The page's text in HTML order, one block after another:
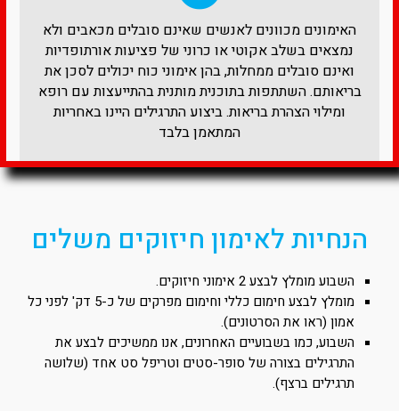
האימונים מכוונים לאנשים שאינם סובלים מכאבים ולא
נמצאים בשלב אקוטי או כרוני של פציעות אורתופדיות
ואינם סובלים ממחלות, בהן אימוני כוח יכולים לסכן את
בריאותם. השתתפות בתוכנית מותנית בהתייעצות עם רופא
ומילוי הצהרת בריאות. ביצוע התרגילים היינו באחריות
המתאמן בלבד​
הנחיות לאימון חיזוקים משלים
השבוע מומלץ לבצע 2 אימוני חיזוקים.
מומלץ לבצע חימום כללי וחימום מפרקים של כ-5 דק' לפני כל
אמון (ראו את הסרטונים).
השבוע, כמו בשבועיים האחרונים, אנו ממשיכים לבצע את
התרגילים בצורה של סופר-סטים וטריפל סט אחד (שלושה
תרגילים ברצף).